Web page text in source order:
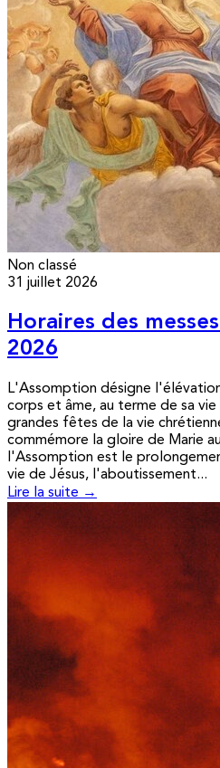
Non classé
31 juillet 2026
Horaires des
2026
L'Assomption désigne
corps et âme, au terme de sa
grandes fêtes de la vie
commémore la gloire de Marie
l'Assomption est le
vie de Jésus, l'aboutissement...
Lire la suite →